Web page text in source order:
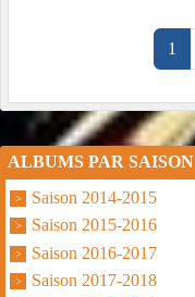
1
ALBUMS PAR SAISON
Saison 2014-2015
Saison 2015-2016
Saison 2016-2017
Saison 2017-2018